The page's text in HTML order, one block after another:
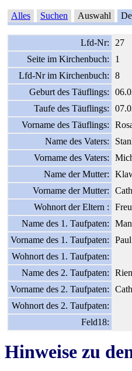
Alles Suchen Auswahl
Lfd-Nr:
27
Seite im Kirchenbuch:
1
Lfd-Nr im Kirchenbuch:
8
Geburt des Täuflings:
Taufe des Täuflings:
Vorname des Täuflings:
Name des Vaters:
Vorname des Vaters:
Name der Mutter:
Vorname der Mutter:
Wohnort der Eltern :
Name des 1. Taufpaten:
Vorname des 1. Taufpaten:
Paul
Wohnort des 1. Taufpaten:
Name des 2. Taufpaten:
Vorname des 2. Taufpaten:
Wohnort des 2. Taufpaten:
Feld18:
Hinweise zu